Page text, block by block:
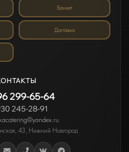
Банкет
Доставка
299-65-64
245-28-91
43, Нижний Новгород